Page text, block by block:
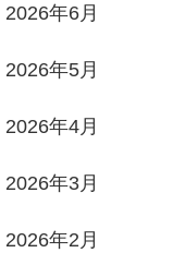
2026年6月
2026年5月
2026年4月
2026年3月
2026年2月